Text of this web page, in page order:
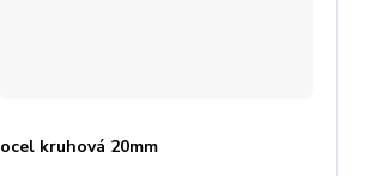
ocel kruhová 20mm